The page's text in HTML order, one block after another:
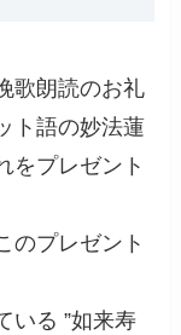
歌朗読のお礼
ト語の妙法蓮
をプレゼント
のプレゼント
いる ”如来寿